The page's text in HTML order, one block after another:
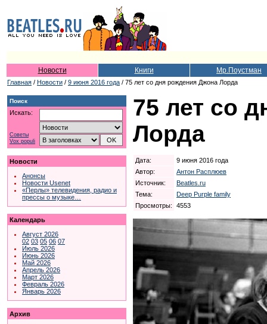
Новости Книги Мр.Поустман
Главная / Новости / 9 июня 2016 года / 75 лет со дня рождения Джона Лорда
Поиск
Искать:
Советы
Vox populi
Новости
Анонсы
Новости Usenet
«Перлы» телевидения, радио и
прессы о музыке…
Календарь
Август 2026
02 03 05 06 07
Июль 2026
Июнь 2026
Май 2026
Апрель 2026
Март 2026
Февраль 2026
Январь 2026
Архив
75 лет со
Лорда
Дата:
9 июня 2016 года
Автор:
Антон Расплюев
Источник:
Beatles.ru
Тема:
Deep Purple family
Просмотры:
4553